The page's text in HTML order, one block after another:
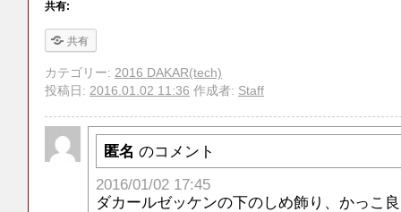
共有:
共有
カテゴリー: 2016 DAKAR(tech)
投稿日: 2016.01.02 11:36 作成者: Staff
匿名 のコメント
2016/01/02 17:45
ダカールゼッケンの下のしめ飾り、かっこ